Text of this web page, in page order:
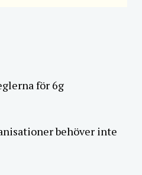
för 6g
behöver inte